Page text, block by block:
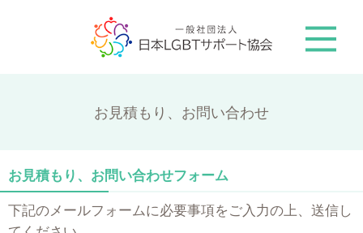
お見積もり、お問い合わせ
お見積もり、お問い合わせフォーム
下記のメールフォームに必要事項をご入力の上、送信し